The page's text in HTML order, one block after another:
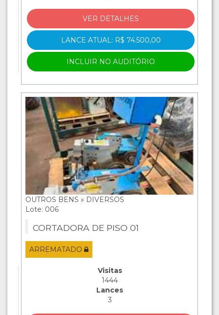
VER DETALHES
LANCE ATUAL: R$ 74.500,00
INCLUIR NO AUDITÓRIO
OUTROS BENS » DIVERSOS
Lote: 006
CORTADORA DE PISO 01
ARREMATADO
Visitas
1444
Lances
3